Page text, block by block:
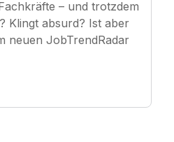
– und trotzdem
Klingt absurd? Ist aber
neuen JobTrendRadar